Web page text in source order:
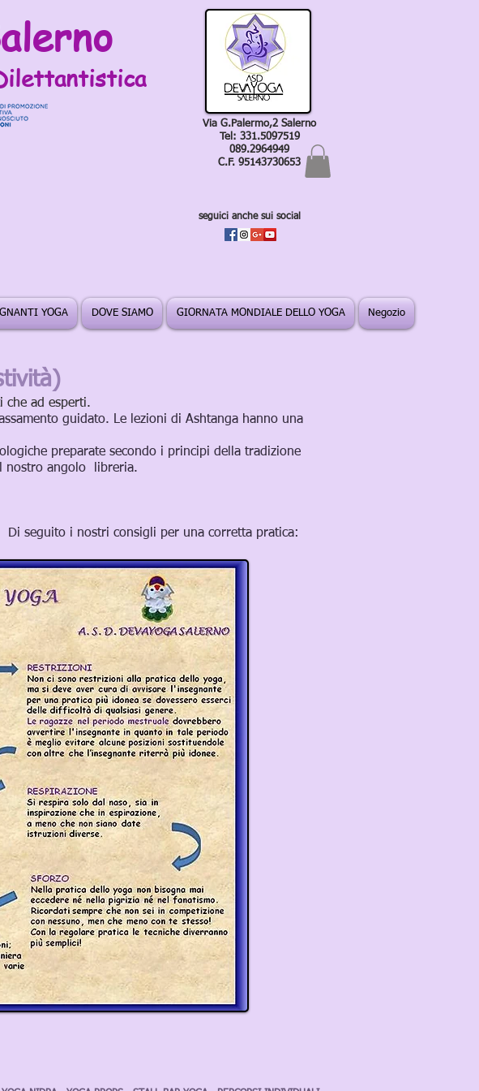
Via G.Palermo,2 Salerno
Tel: 331.5097519
089.2964949
C.F. 95143730653
seguici anche sui social
YOGA DOVE SIAMO GIORNATA MONDIALE DELLO YOGA Negozio
che ad esperti.
guidato. Le lezioni di Ashtanga hanno una
preparate secondo i principi della tradizione
nostro angolo libreria.
i nostri consigli per una corretta pratica: